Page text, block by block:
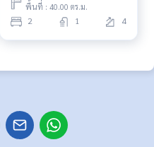
พื้นที่ : 40.00 ตร.ม.
2 1 4